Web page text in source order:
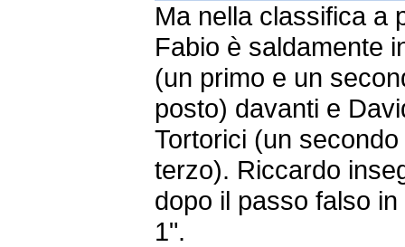
Ma nella classifica a
Fabio è saldamente
(un primo e un
posto) davanti e
Tortorici (un
terzo). Riccardo
dopo il passo falso
1".